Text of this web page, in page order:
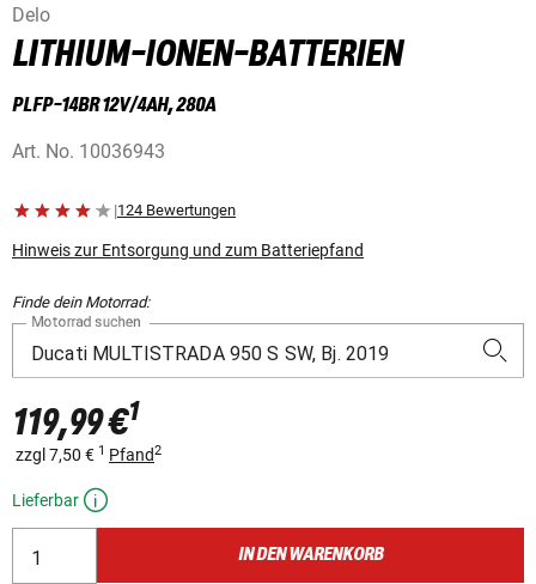
Delo
LITHIUM-IONEN-BATTERIEN
PLFP-14BR 12V/4AH, 280A
Art. No. 10036943
|124 Bewertungen
Hinweis zur Entsorgung und zum Batteriepfand
Finde dein Motorrad:
Motorrad suchen
119,99 €1
zzgl 7,50 € 1 Pfand2
Lieferbar
IN DEN WARENKORB